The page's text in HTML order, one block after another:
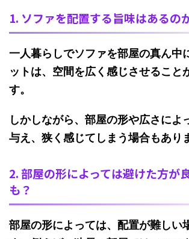
1. ソファを配置する旨味はあるの
一人暮らしでソファを部屋の真ん中
ットは、空間を広く感じさせること
す。
しかしながら、部屋の形や広さによ
与え、狭く感じてしまう場合もあり
2. 部屋の形によっては避けた方が
も？
部屋の形によっては、配置が難しい